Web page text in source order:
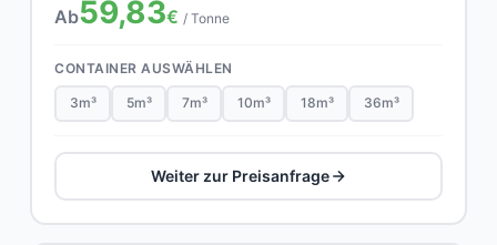
Ab59,83€ / Tonne
CONTAINER AUSWÄHLEN
3m³ 5m³ 7m³ 10m³ 18m³ 36m³
Weiter zur Preisanfrage